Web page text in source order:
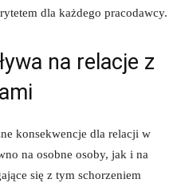
dla ⁣każdego pracodawcy.
na‍ relacje ‍z
konsekwencje​ dla relacji w
na osobne osoby, jak i‍ na⁤
się z tym ⁤schorzeniem